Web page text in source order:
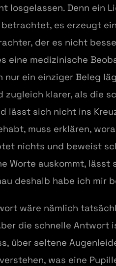
losgelassen. Denn ein
es erzeugt
der es nicht
eine medizinische
nur ein einziger Beleg
zugleich klarer, als die
lässt sich nicht ins
muss erklären,
nichts und beweist
Worte auskommt,
deshalb habe ich mir
wäre nämlich
die schnelle Antwort
über seltene
was eine